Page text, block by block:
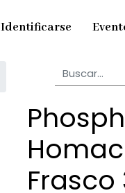
Identificarse
Frasco